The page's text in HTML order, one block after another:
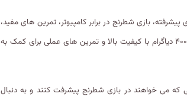
پیشرفته، بازی شطرنج در برابر کامپیوتر، تمرین های مفید،
و توضیحات جامع درباره استراتژی های مختلف است. همچنین، کتاب شامل بیش از ۴۰۰ دیاگرام با کیفیت بالا و تمرین های عملی برای کمک به
می خواهند در بازی شطرنج پیشرفت کنند و به دنبال